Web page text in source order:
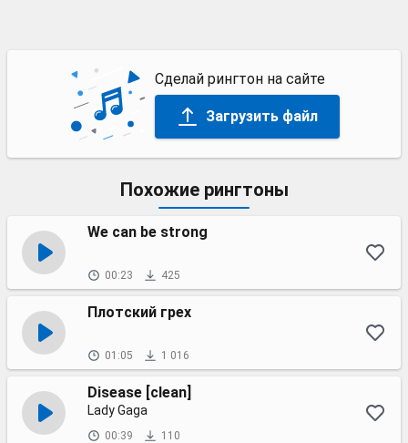
Сделай рингтон на сайте
Загрузить файл
Похожие рингтоны
We can be strong
00:23 425
Плотский грех
01:05 1 016
Disease [clean]
Lady Gaga
00:39 110